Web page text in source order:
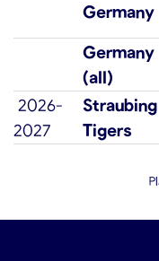
Germany
Germany
(all)
2026-
2027
Straubing
Tigers